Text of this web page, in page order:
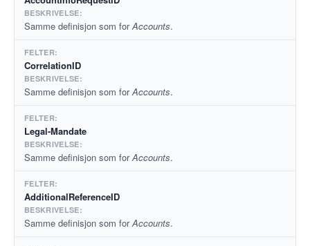
Samme definisjon som forAccounts.
CorrelationID
Samme definisjon som forAccounts.
Legal-Mandate
Samme definisjon som forAccounts.
AdditionalReferenceID
Samme definisjon som forAccounts.